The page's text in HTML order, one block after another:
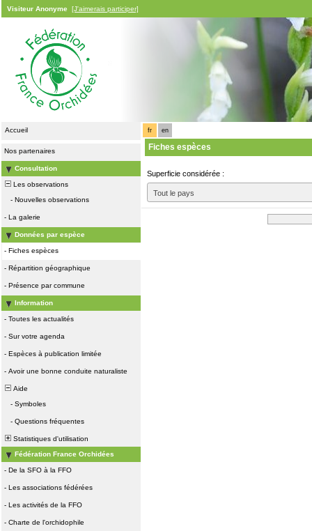
Visiteur Anonyme [J'aimerais participer]
Accueil
Nos partenaires
Consultation
Les observations
- Nouvelles observations
- La galerie
Données par espèce
- Fiches espèces
- Répartition géographique
- Présence par commune
Information
- Toutes les actualités
- Sur votre agenda
- Espèces à publication limitée
- Avoir une bonne conduite naturaliste
Aide
- Symboles
- Questions fréquentes
Statistiques d'utilisation
Fédération France Orchidées
- De la SFO à la FFO
- Les associations fédérées
- Les activités de la FFO
- Charte de l'orchidophile
fr en
Fiches espèces
Superficie considérée :
Tout le pays